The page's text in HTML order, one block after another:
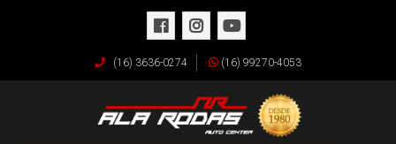
(16) 3636-0274 (16) 99270-4053